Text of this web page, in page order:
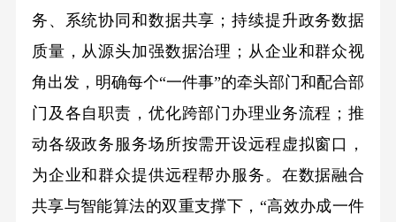
务、系统协同和数据共享；持续提升政务数据
质量，从源头加强数据治理；从企业和群众视
角出发，明确每个“一件事”的牵头部门和配合部
门及各自职责，优化跨部门办理业务流程；推
动各级政务服务场所按需开设远程虚拟窗口，
为企业和群众提供远程帮办服务。在数据融合
共享与智能算法的双重支撑下，“高效办成一件